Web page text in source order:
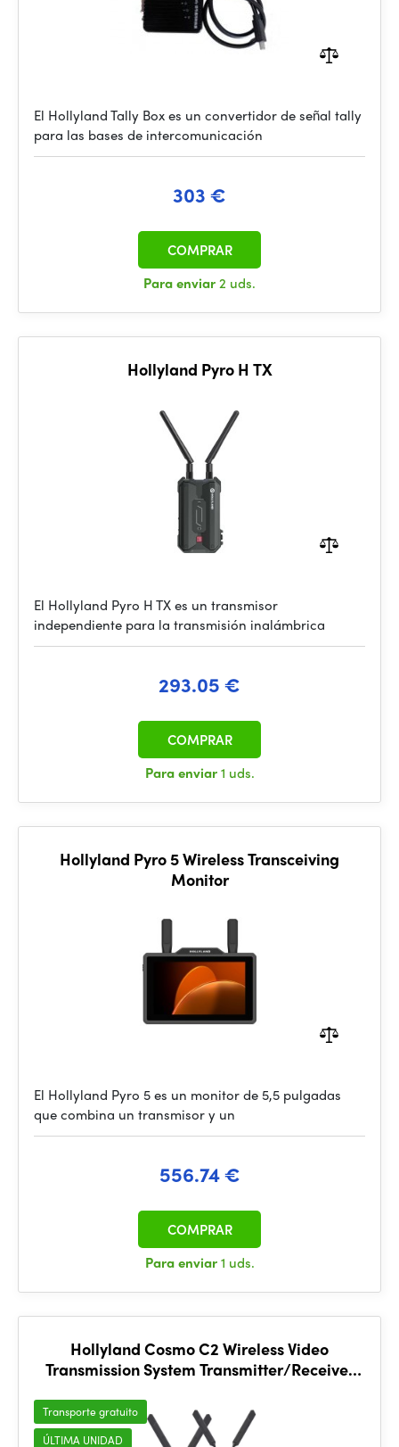
El Hollyland Tally Box es un convertidor de señal tally
para las bases de intercomunicación
303 €
Para enviar2 uds.
COMPRAR
Hollyland Pyro H TX
El Hollyland Pyro H TX es un transmisor
independiente para la transmisión inalámbrica
293.05 €
Para enviar1 uds.
COMPRAR
Hollyland Pyro 5 Wireless Transceiving
Monitor
El Hollyland Pyro 5 es un monitor de 5,5 pulgadas
que combina un transmisor y un
556.74 €
Para enviar1 uds.
COMPRAR
Hollyland Cosmo C2 Wireless Video
Transmission System Transmitter/Receiver
Transporte gratuito
ÚLTIMA UNIDAD